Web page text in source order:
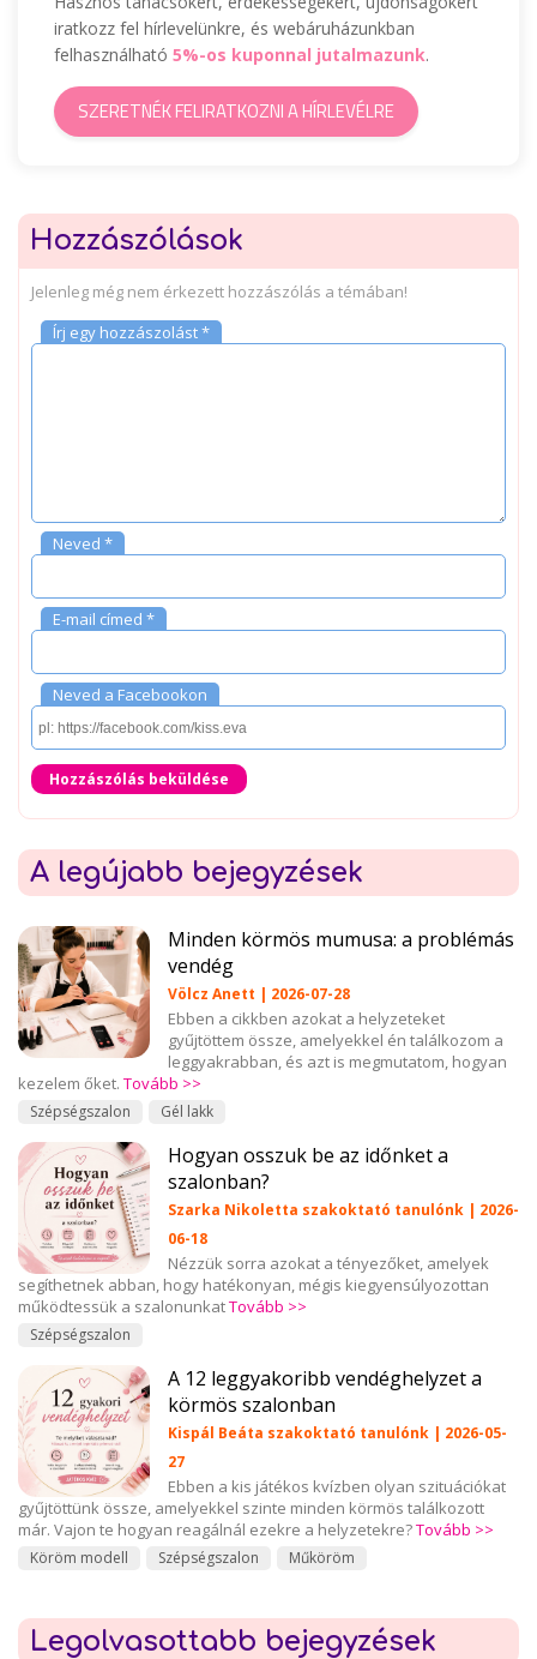
iratkozz fel hírlevelünkre, és webáruházunkban
felhasználható 5%-os kuponnal jutalmazunk.
SZERETNÉK FELIRATKOZNI A HÍRLEVÉLRE
Hozzászólások
Jelenleg még nem érkezett hozzászólás a témában!
Írj egy hozzászolást *
Neved *
E-mail címed *
Neved a Facebookon
Hozzászólás beküldése
A legújabb bejegyzések
Minden körmös mumusa: a problémás
vendég
Völcz Anett | 2026-07-28
Ebben a cikkben azokat a helyzeteket
gyűjtöttem össze, amelyekkel én találkozom a
leggyakrabban, és azt is megmutatom, hogyan
kezelem őket. Tovább >>
Szépségszalon Gél lakk
Hogyan osszuk be az időnket a
szalonban?
Szarka Nikoletta szakoktató tanulónk | 2026-
06-18
Nézzük sorra azokat a tényezőket, amelyek
segíthetnek abban, hogy hatékonyan, mégis kiegyensúlyozottan
működtessük a szalonunkatTovább >>
Szépségszalon
A 12 leggyakoribb vendéghelyzet a
körmös szalonban
Kispál Beáta szakoktató tanulónk | 2026-05-
27
Ebben a kis játékos kvízben olyan szituációkat
gyűjtöttünk össze, amelyekkel szinte minden körmös találkozott
már. Vajon te hogyan reagálnál ezekre a helyzetekre?Tovább >>
Köröm modell Szépségszalon Műköröm
Legolvasottabb bejegyzések